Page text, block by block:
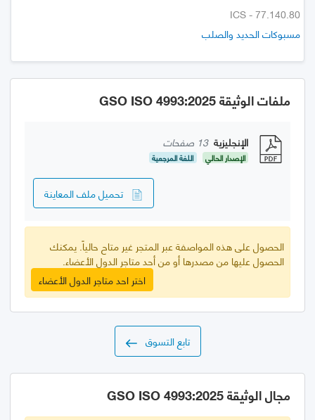
ICS - 77.140.80
مسبوكات الحديد والصلب
ملفات الوثيقة GSO ISO 4993:2025
الإنجليزية 13 صفحات
الإصدار الحالي اللغة المرجعية
تحميل ملف المعاينة
الحصول على هذه المواصفة عبر المتجر غير متاح حالياً. يمكنك
الحصول عليها من مصدرها أو من أحد متاجر الدول الأعضاء.
اختر احد متاجر الدول الأعضاء
تابع التسوق
مجال الوثيقة GSO ISO 4993:2025